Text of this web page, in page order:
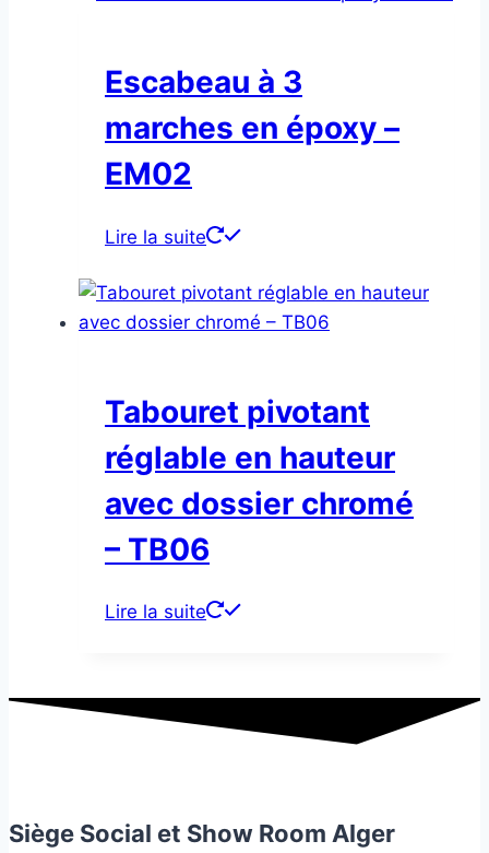
Escabeau à 3
marches en époxy –
EM02
Lire la suite
Tabouret pivotant
réglable en hauteur
avec dossier chromé
– TB06
Lire la suite
Siège Social et Show Room Alger